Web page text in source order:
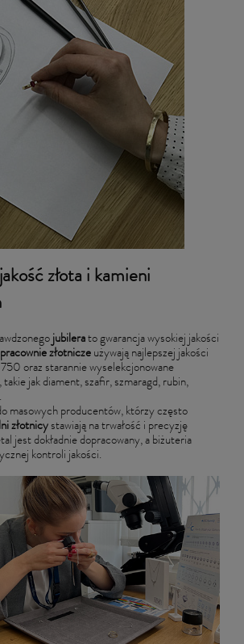
złota i kamieni
jubilera to gwarancja wysokiej jakości
złotnicze używają najlepszej jakości
oraz starannie wyselekcjonowane
jak diament, szafir, szmaragd, rubin,
masowych producentów, którzy często
złotnicystawiają na trwałość i precyzję
jest dokładnie dopracowany, a biżuteria
kontroli jakości.